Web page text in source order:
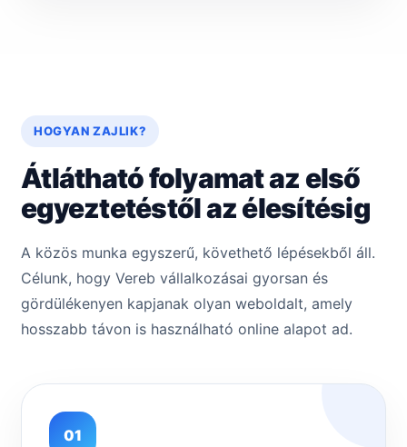
HOGYAN ZAJLIK?
Átlátható folyamat az első
egyeztetéstől az élesítésig
A közös munka egyszerű, követhető lépésekből áll.
Célunk, hogy Vereb vállalkozásai gyorsan és
gördülékenyen kapjanak olyan weboldalt, amely
hosszabb távon is használható online alapot ad.
01